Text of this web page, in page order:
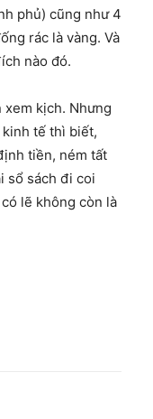
phủ) cũng như 4
rác là vàng. Và
nào đó.
xem kịch. Nhưng
tế thì biết,
tiền, ném tất
sổ sách đi coi
lẽ không còn là